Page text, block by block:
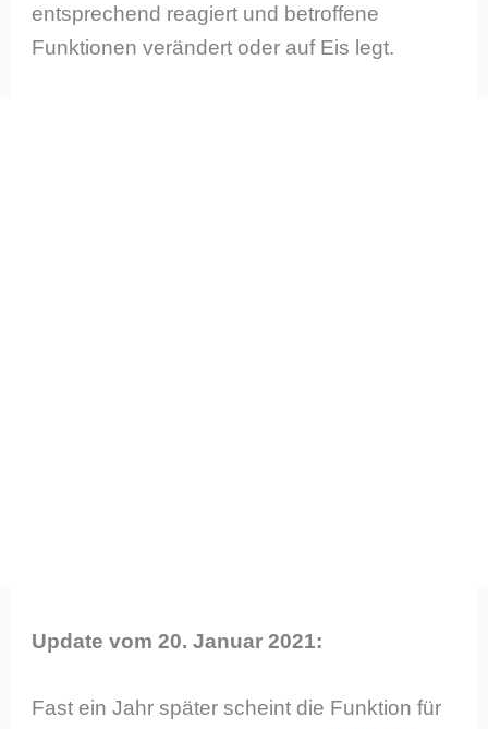
entsprechend reagiert und betroffene
Funktionen verändert oder auf Eis legt.
Update vom 20. Januar 2021:
Fast ein Jahr später scheint die Funktion für